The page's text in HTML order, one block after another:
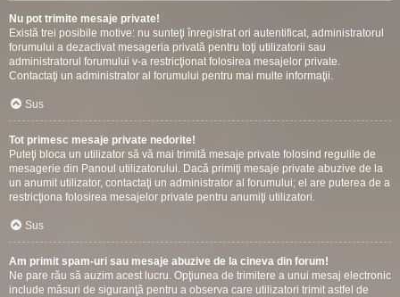
Nu pot trimite mesaje private!
Există trei posibile motive: nu sunteţi înregistrat ori autentificat, administratorul
forumului a dezactivat mesageria privată pentru toţi utilizatorii sau
administratorul forumului v-a restricţionat folosirea mesajelor private.
Contactaţi un administrator al forumului pentru mai multe informaţii.
Sus
Tot primesc mesaje private nedorite!
Puteţi bloca un utilizator să vă mai trimită mesaje private folosind regulile de
mesagerie din Panoul utilizatorului. Dacă primiţi mesaje private abuzive de la
un anumit utilizator, contactaţi un administrator al forumului; el are puterea de a
restricţiona folosirea mesajelor private pentru anumiţi utilizatori.
Sus
Am primit spam-uri sau mesaje abuzive de la cineva din forum!
Ne pare rău să auzim acest lucru. Opţiunea de trimitere a unui mesaj electronic
include măsuri de siguranţă pentru a observa care utilizatori trimit astfel de